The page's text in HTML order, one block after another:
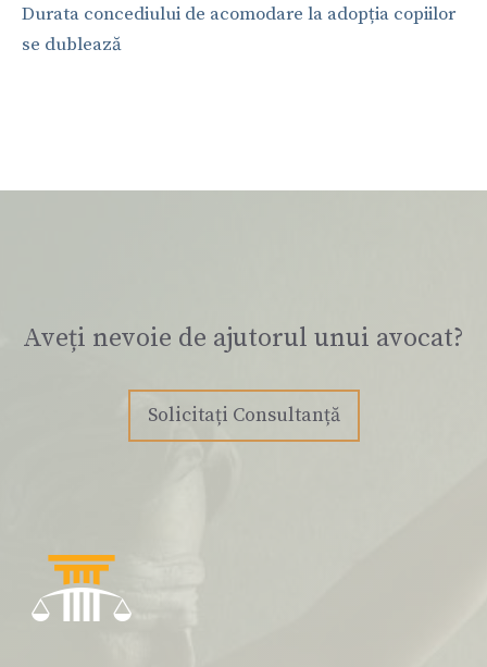
Durata concediului de acomodare la adopția copiilor
se dublează
Aveți nevoie de ajutorul unui avocat?
Solicitați Consultanță